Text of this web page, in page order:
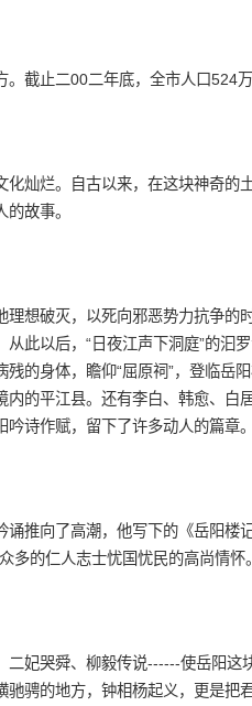
截止二00二年底，全市人口524
灿烂。自古以来，在这块神奇的
故事。
想破灭，以死向邪恶势力抗争的
此以后，“日夜江声下洞庭”的汩
的身体，瞻仰“屈原祠”，登临岳
内的平江县。还有李白、韩愈、白
吟诗作赋，留下了许多动人的篇章
推向了高潮，他写下的《岳阳楼
多的仁人志士忧国忧民的高尚情怀
妃哭舜、柳毅传说------使岳阳这
驰骋的地方，钟相杨起义，更是把